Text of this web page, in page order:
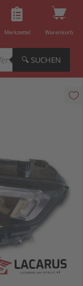

Merkzettel Warenkorb
🔍︎ SUCHEN